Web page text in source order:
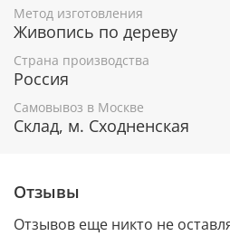
К каждому живописному
номерное свидетельство, в
расписана вся информация об
Имя художника,
Материалы, из которых
Гарантия соответствия
Метод изготовления
Живопись по дереву
Страна производства
Россия
Самовывоз в Москве
Склад, м. Сходненская
Отзывы
Отзывов еще никто не